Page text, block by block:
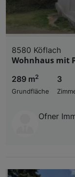
8580 Köflach
Wohnhaus mit
289 m2
Grundfläche
3
Ofner